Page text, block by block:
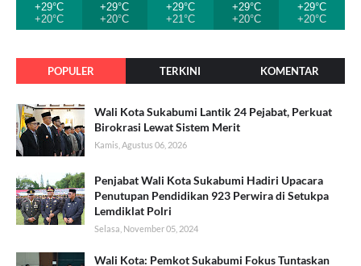
+29°C
+20°C
+29°C
+20°C
+29°C
+21°C
+29°C
+20°C
+29°C
+20°C
POPULER TERKINI KOMENTAR
Wali Kota Sukabumi Lantik 24 Pejabat, Perkuat
Birokrasi Lewat Sistem Merit
Kamis, Agustus 06, 2026
Penjabat Wali Kota Sukabumi Hadiri Upacara
Penutupan Pendidikan 923 Perwira di Setukpa
Lemdiklat Polri
Selasa, November 05, 2024
Wali Kota: Pemkot Sukabumi Fokus Tuntaskan